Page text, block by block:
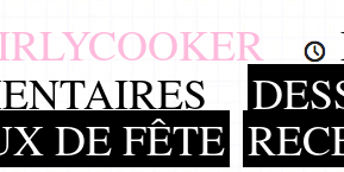
DE FÊTE